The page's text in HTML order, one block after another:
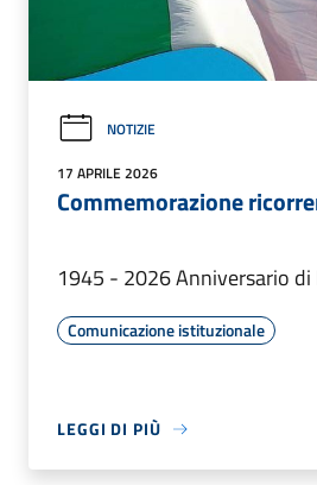
NOTIZIE
17 APRILE 2026
Commemorazione
1945 - 2026 Anniversario di
Comunicazione istituzionale
LEGGI DI PIÙ